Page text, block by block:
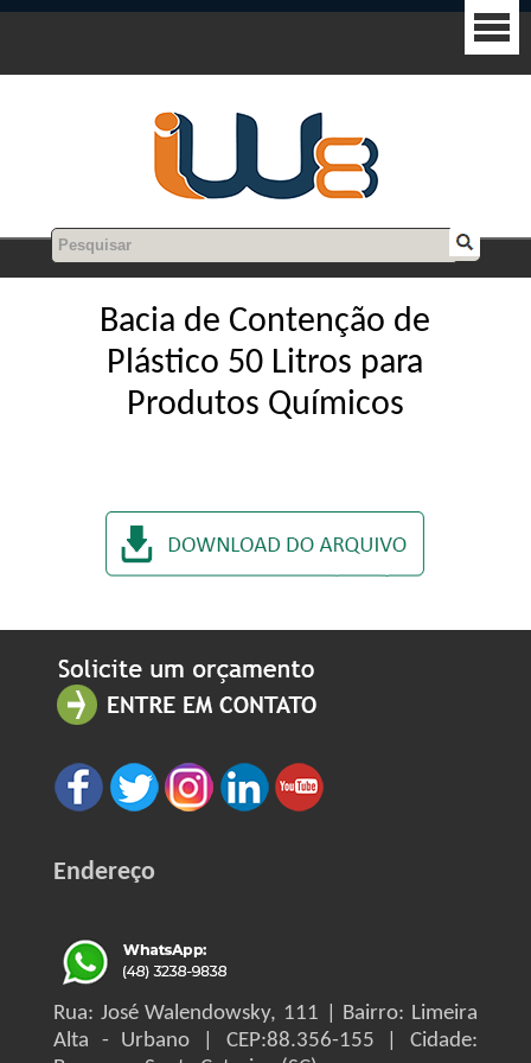
Bacia de Contenção de
Plástico 50 Litros para
Produtos Químicos
Endereço
Rua: José Walendowsky, 111 | Bairro: Limeira
Alta - Urbano | CEP:88.356-155 | Cidade: